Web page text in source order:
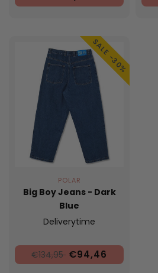
SALE -30%
POLAR
Big Boy Jeans - Dark
Blue
Deliverytime
€134,95 €94,46